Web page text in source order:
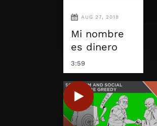
AUG 27, 2018
Mi nombre
es dinero
3:59